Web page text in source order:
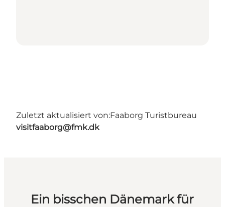
Zuletzt aktualisiert von:Faaborg Turistbureau
visitfaaborg@fmk.dk
Ein bisschen Dänemark für